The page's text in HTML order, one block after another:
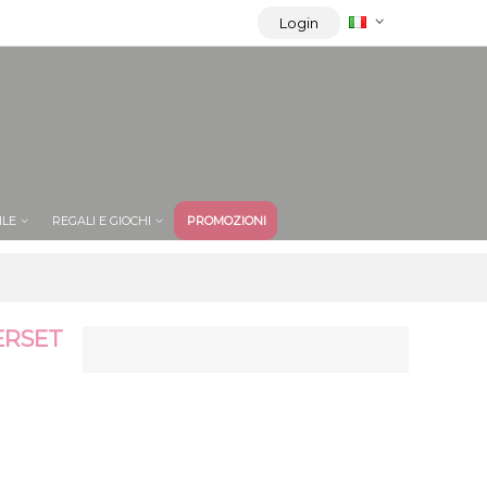
Login
REGALI E GIOCHI PROMOZIONI